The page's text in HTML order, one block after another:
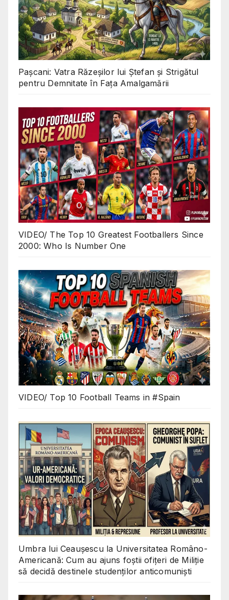
Pașcani: Vatra Răzeșilor lui Ștefan și Strigătul
pentru Demnitate în Fața Amalgamării
VIDEO/ The Top 10 Greatest Footballers Since
2000: Who Is Number One
VIDEO/ Top 10 Football Teams in #Spain
Umbra lui Ceaușescu la Universitatea Româno-
Americană: Cum au ajuns foștii ofițeri de Miliție
să decidă destinele studenților anticomuniști